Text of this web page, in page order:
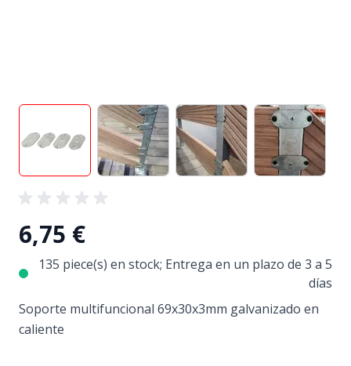
View larger imageView larger imageView larger image
View
6,75 €
135 piece(s) en stock; Entrega en un plazo de 3 a 5
días
Soporte multifuncional 69x30x3mm galvanizado en
caliente